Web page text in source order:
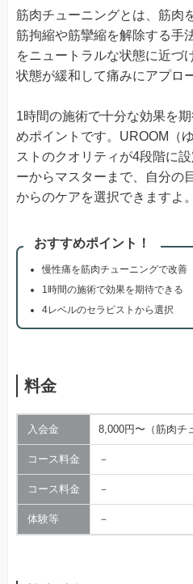
筋肉チューニングとは、筋肉
筋拘縮や筋攣縮を解除する手
をニュートラルな状態に近づ
状態が緩和して痛みにアプロ
1時間の施術で十分な効果を
めポイントです。UROOM（
ストのクオリティが4段階に
ーからマスターまで、自分の
からのケアを選択できますよ。
おすすめポイント！
慢性痛を筋肉チューニングで改善
1時間の施術で効果を期待できる
4レベルのセラピストから選択
料金
入会金 8,000円〜（筋肉チ
コース料金 －
コース料金 －
体験等 －